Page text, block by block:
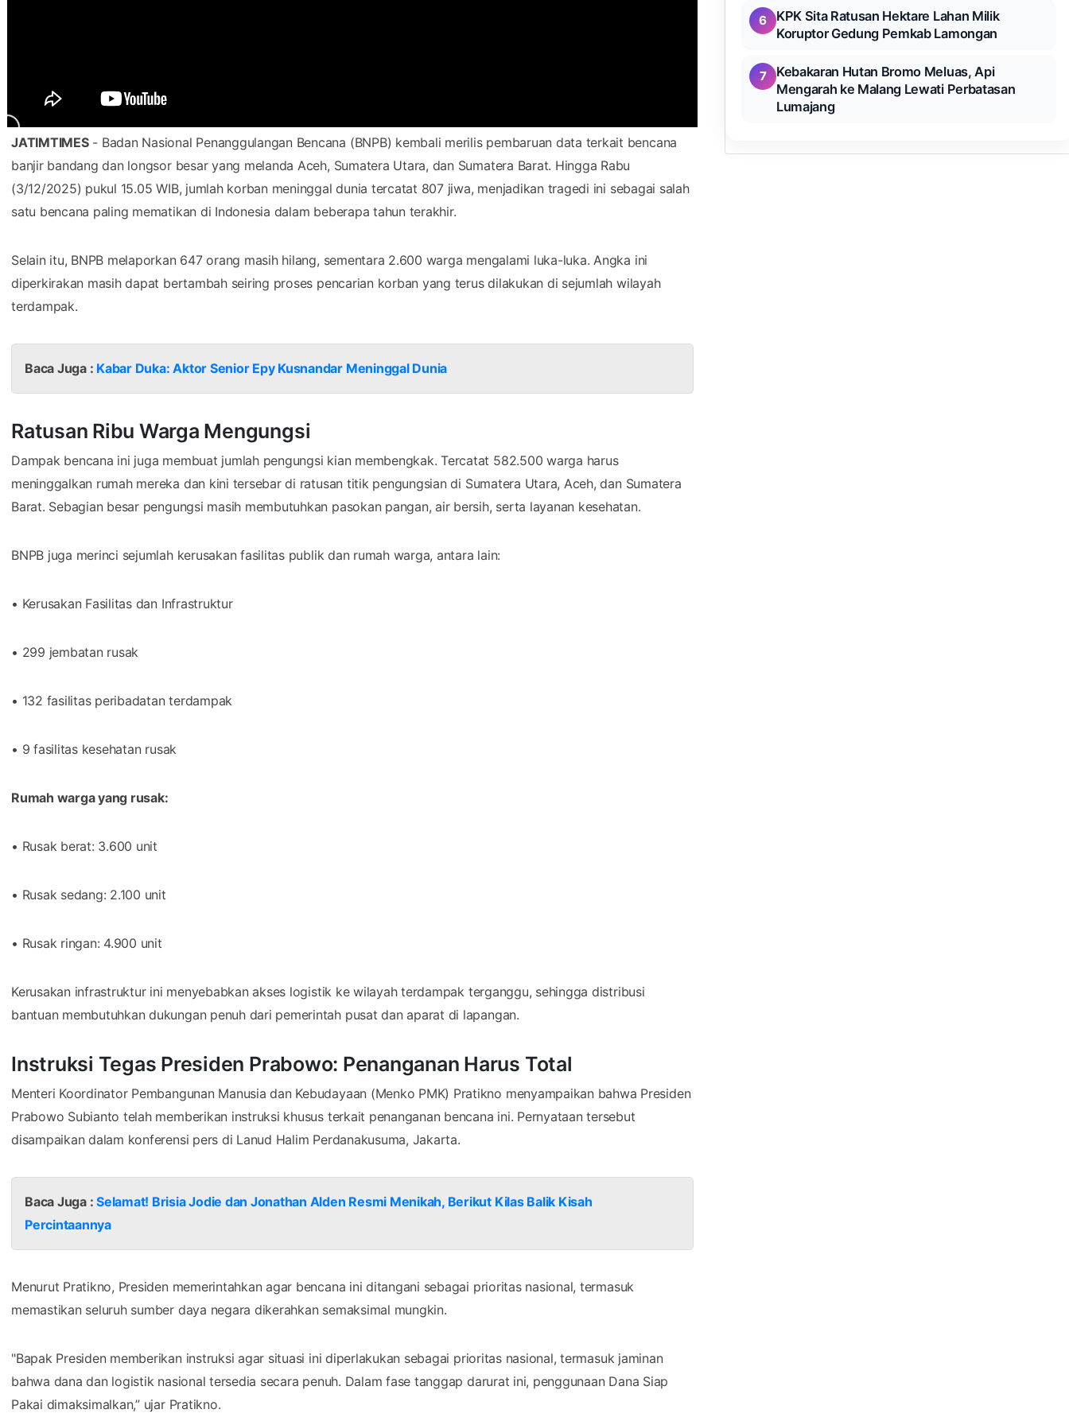
JATIMTIMES- Badan Nasional Penanggulangan Bencana (BNPB) kembali merilis pembaruan data terkait bencana
banjir bandang dan longsor besar yang melanda Aceh, Sumatera Utara, dan Sumatera Barat. Hingga Rabu
(3/12/2025) pukul 15.05 WIB, jumlah korban meninggal dunia tercatat 807 jiwa, menjadikan tragedi ini sebagai salah
satu bencana paling mematikan di Indonesia dalam beberapa tahun terakhir.
Selain itu, BNPB melaporkan 647 orang masih hilang, sementara 2.600 warga mengalami luka-luka. Angka ini
diperkirakan masih dapat bertambah seiring proses pencarian korban yang terus dilakukan di sejumlah wilayah
terdampak.
Baca Juga : Kabar Duka: Aktor Senior Epy Kusnandar Meninggal Dunia
Ratusan Ribu Warga Mengungsi
Dampak bencana ini juga membuat jumlah pengungsi kian membengkak. Tercatat 582.500 warga harus
meninggalkan rumah mereka dan kini tersebar di ratusan titik pengungsian di Sumatera Utara, Aceh, dan Sumatera
Barat. Sebagian besar pengungsi masih membutuhkan pasokan pangan, air bersih, serta layanan kesehatan.
BNPB juga merinci sejumlah kerusakan fasilitas publik dan rumah warga, antara lain:
• Kerusakan Fasilitas dan Infrastruktur
• 299 jembatan rusak
• 132 fasilitas peribadatan terdampak
• 9 fasilitas kesehatan rusak
Rumah warga yang rusak:
• Rusak berat: 3.600 unit
• Rusak sedang: 2.100 unit
• Rusak ringan: 4.900 unit
Kerusakan infrastruktur ini menyebabkan akses logistik ke wilayah terdampak terganggu, sehingga distribusi
bantuan membutuhkan dukungan penuh dari pemerintah pusat dan aparat di lapangan.
Instruksi Tegas Presiden Prabowo: Penanganan Harus Total
Menteri Koordinator Pembangunan Manusia dan Kebudayaan (Menko PMK) Pratikno menyampaikan bahwa Presiden
Prabowo Subianto telah memberikan instruksi khusus terkait penanganan bencana ini. Pernyataan tersebut
disampaikan dalam konferensi pers di Lanud Halim Perdanakusuma, Jakarta.
Baca Juga :Selamat! Brisia Jodie dan Jonathan Alden Resmi Menikah, Berikut Kilas Balik Kisah
Percintaannya
Menurut Pratikno, Presiden memerintahkan agar bencana ini ditangani sebagai prioritas nasional, termasuk
memastikan seluruh sumber daya negara dikerahkan semaksimal mungkin.
"Bapak Presiden memberikan instruksi agar situasi ini diperlakukan sebagai prioritas nasional, termasuk jaminan
bahwa dana dan logistik nasional tersedia secara penuh. Dalam fase tanggap darurat ini, penggunaan Dana Siap
Pakai dimaksimalkan,” ujar Pratikno.
6
KPK Sita Ratusan Hektare Lahan Milik
Koruptor Gedung Pemkab Lamongan
7
Kebakaran Hutan Bromo Meluas, Api
Mengarah ke Malang Lewati Perbatasan
Lumajang